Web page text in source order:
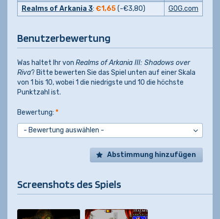
Realms of Arkania 3: €1,65(-€3,80) GOG.com
Benutzerbewertung
Was haltet Ihr von Realms of Arkania III: Shadows over
Riva? Bitte bewerten Sie das Spiel unten auf einer Skala
von 1 bis 10, wobei 1 die niedrigste und 10 die höchste
Punktzahl ist.
Bewertung: *
Abstimmung hinzufügen
Screenshots des Spiels